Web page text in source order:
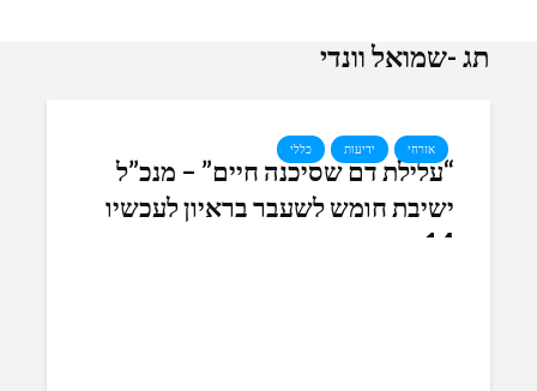
תג -שמואל וונדי
אזרחי ידיעות כללי
“עלילת דם שסיכנה חיים” – מנכ”ל
ישיבת חומש לשעבר בראיון לעכשיו
14